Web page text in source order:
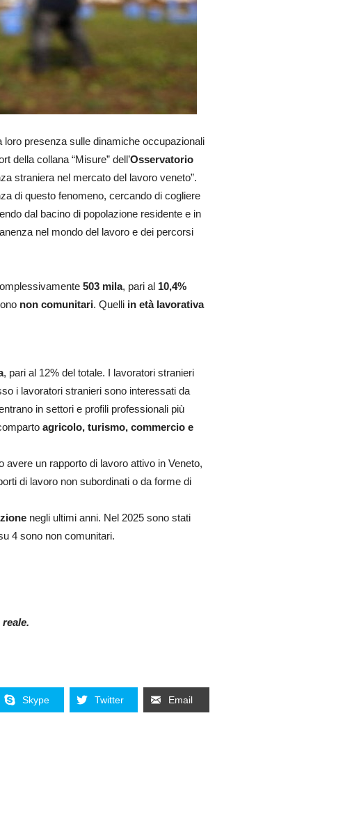
loro presenza sulle dinamiche occupazionali
della collana “Misure” dell’Osservatorio
straniera nel mercato del lavoro veneto”.
di questo fenomeno, cercando di cogliere
dal bacino di popolazione residente e in
nel mondo del lavoro e dei percorsi
503 mila, pari al 10,4%
non comunitari. Quelli in età lavorativa
, pari al 12% del totale. I lavoratori stranieri
i lavoratori stranieri sono interessati da
in settori e profili professionali più
agricolo, turismo, commercio e
un rapporto di lavoro attivo in Veneto,
di lavoro non subordinati o da forme di
negli ultimi anni. Nel 2025 sono stati
4 sono non comunitari.
Skype Twitter Email